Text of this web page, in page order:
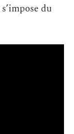
s’impose du